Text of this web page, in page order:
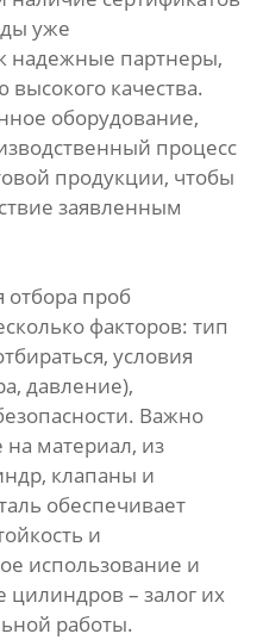
уже
надежные партнеры,
качества.
оборудование,
процесс
продукции, чтобы
заявленным
проб
факторов: тип
условия
давление),
Важно
материал, из
клапаны и
обеспечивает
и
использование и
цилиндров – залог их
работы.